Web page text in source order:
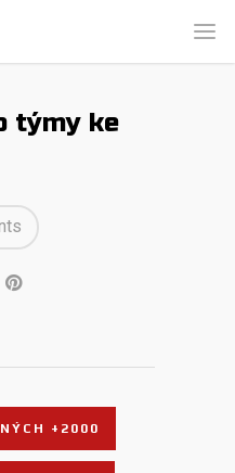
týmy ke
+2000